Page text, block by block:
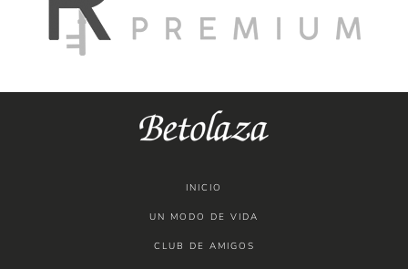
INICIO
UN MODO DE VIDA
CLUB DE AMIGOS